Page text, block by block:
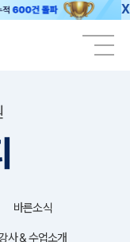
X
바른소식
사＆수업소개